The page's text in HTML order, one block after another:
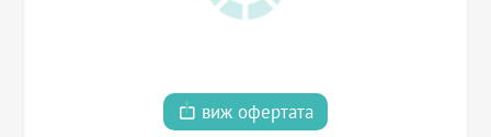
виж офертата